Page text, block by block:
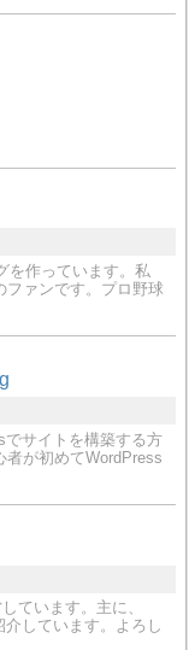
を作っています。私
ファンです。プロ野球
サイトを構築する方
者が初めてWordPress
ています。主に、
しています。よろし